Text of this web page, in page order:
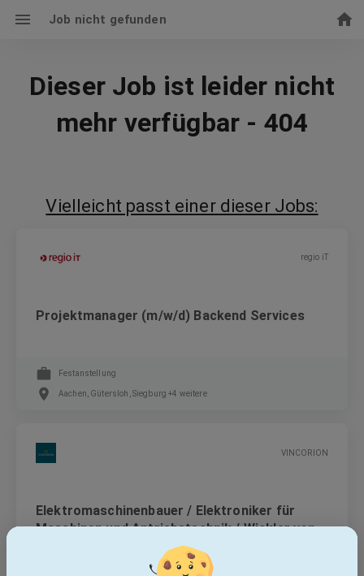
Job nicht gefunden
Dieser Job ist leider nicht
mehr verfügbar - 404
Vielleicht passt einer dieser Jobs:
regio iT
Projektmanager (m/w/d) Backend Services
Festanstellung
Aachen, Gütersloh, Siegburg +4 weitere
VINCORION
Elektromaschinenbauer / Elektroniker für
Maschinen und Antriebstechnik / Wickler von
Elektromotoren (m/w/d)